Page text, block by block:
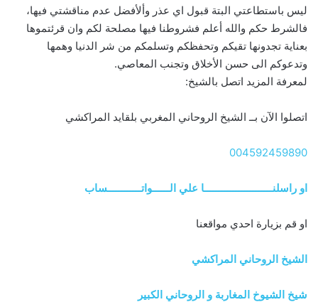
ليس باستطاعتي البتة قبول اي عذر وألأفضل عدم مناقشتي فيها،
فالشرط حكم والله أعلم فشروطنا فيها مصلحة لكم وان قرئتموها
بعناية تجدونها تقيكم وتحفظكم وتسلمكم من شر الدنيا وهمها
وتدعوكم الى حسن الأخلاق وتجنب المعاصي.
لمعرفة المزيد اتصل بالشيخ:
اتصلوا الآن بــ الشيخ الروحاني المغربي بلقايد المراكشي
004592459890
او راسلنــــــــــــــــــــــــا علي الــــــواتــــــــــــساب
او قم بزيارة احدي مواقعنا
الشيخ الروحاني المراكشي
شيخ الشيوخ المغاربة و الروحاني الكبير